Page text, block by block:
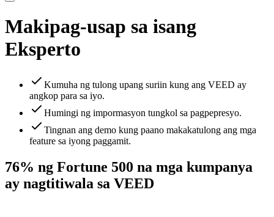
Makipag-usap sa isang
Eksperto
Kumuha ng tulong upang suriin kung ang VEED ay
angkop para sa iyo.
Humingi ng impormasyon tungkol sa pagpepresyo.
Tingnan ang demo kung paano makakatulong ang mga
feature sa iyong paggamit.
76% ng Fortune 500 na mga kumpanya
ay nagtitiwala sa VEED